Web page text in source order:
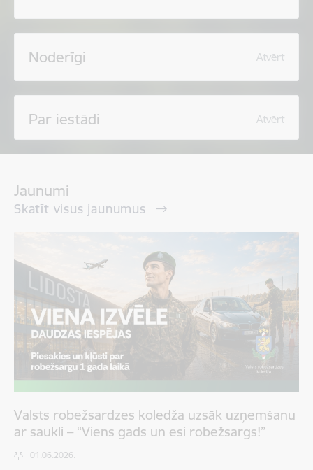
Noderīgi Atvērt
Par iestādi Atvērt
Jaunumi
Skatīt visus jaunumus
Valsts robežsardzes koledža uzsāk uzņemšanu
ar saukli – “Viens gads un esi robežsargs!”
01.06.2026.